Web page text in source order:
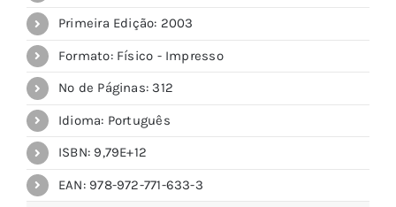
Primeira Edição: 2003
Formato: Físico - Impresso
Nº de Páginas: 312
Idioma: Português
ISBN: 9,79E+12
EAN: 978-972-771-633-3